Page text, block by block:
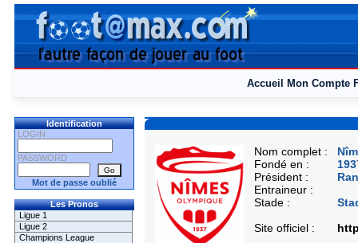
Accueil Mon Compte
Identification
LOGIN
PASSWORD
Mot de passe oublié
Les Pronos
Ligue 1
Ligue 2
Champions League
Nom complet :
Fondé en :
Président :
Entraineur :
Stade :
Site officiel :